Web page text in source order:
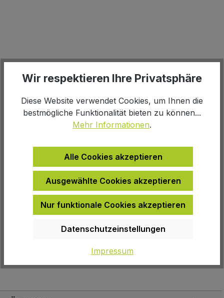
Wir respektieren Ihre Privatsphäre
Diese Website verwendet Cookies, um Ihnen die
bestmögliche Funktionalität bieten zu können...
Mehr Informationen.
Alle Cookies akzeptieren
Ausgewählte Cookies akzeptieren
Nur funktionale Cookies akzeptieren
Datenschutzeinstellungen
Impressum